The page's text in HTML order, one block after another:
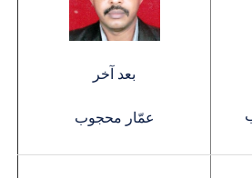
بعد آخر
عمّار محجوب